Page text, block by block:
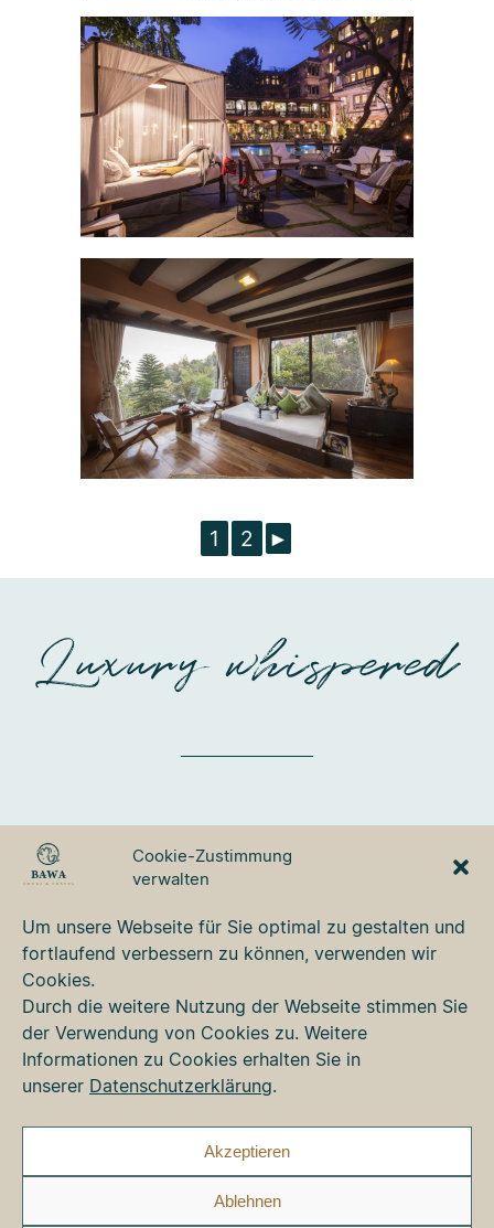
Cookie-Zustimmung
verwalten
Um unsere Webseite für Sie optimal zu gestalten und
fortlaufend verbessern zu können, verwenden wir
Cookies.
Durch die weitere Nutzung der Webseite stimmen Sie
der Verwendung von Cookies zu. Weitere
Informationen zu Cookies erhalten Sie in
unserer Datenschutzerklärung.
Akzeptieren
Ablehnen
1 2 ►
Luxury whispered
GmbH
Tel. +49 8331 76 42 49
bawa@bawa.de
www.bawa.de
Kontakt
Newsletter
Datenschutz